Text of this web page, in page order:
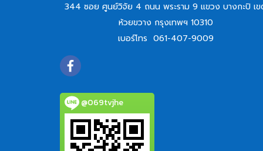
344 ซอย ศูนย์วิจัย 4 ถนน พระราม 9 แขวง บางกะปิ เ
ห้วยขวาง กรุงเทพฯ 10310
เบอร์โทร 061-407-9009
@069tvjhe